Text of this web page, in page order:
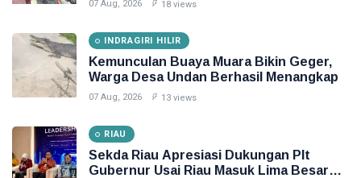
07 Aug, 2026 18 views
INDRAGIRI HILIR
Kemunculan Buaya Muara Bikin Geger,
Warga Desa Undan Berhasil Menangkap
07 Aug, 2026 13 views
RIAU
Sekda Riau Apresiasi Dukungan Plt
Gubernur Usai Riau Masuk Lima Besar